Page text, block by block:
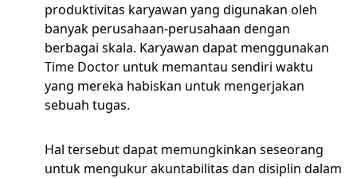
produktivitas karyawan yang digunakan oleh
banyak perusahaan-perusahaan dengan
berbagai skala. Karyawan dapat menggunakan
Time Doctor untuk memantau sendiri waktu
yang mereka habiskan untuk mengerjakan
sebuah tugas.
Hal tersebut dapat memungkinkan seseorang
untuk mengukur akuntabilitas dan disiplin dalam